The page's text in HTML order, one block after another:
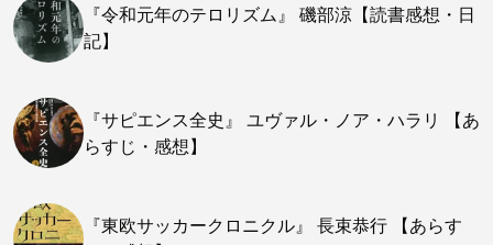
『令和元年のテロリズム』 磯部涼【読書感想・日
記】
『サピエンス全史』 ユヴァル・ノア・ハラリ 【あ
らすじ・感想】
『東欧サッカークロニクル』 長束恭行 【あらす